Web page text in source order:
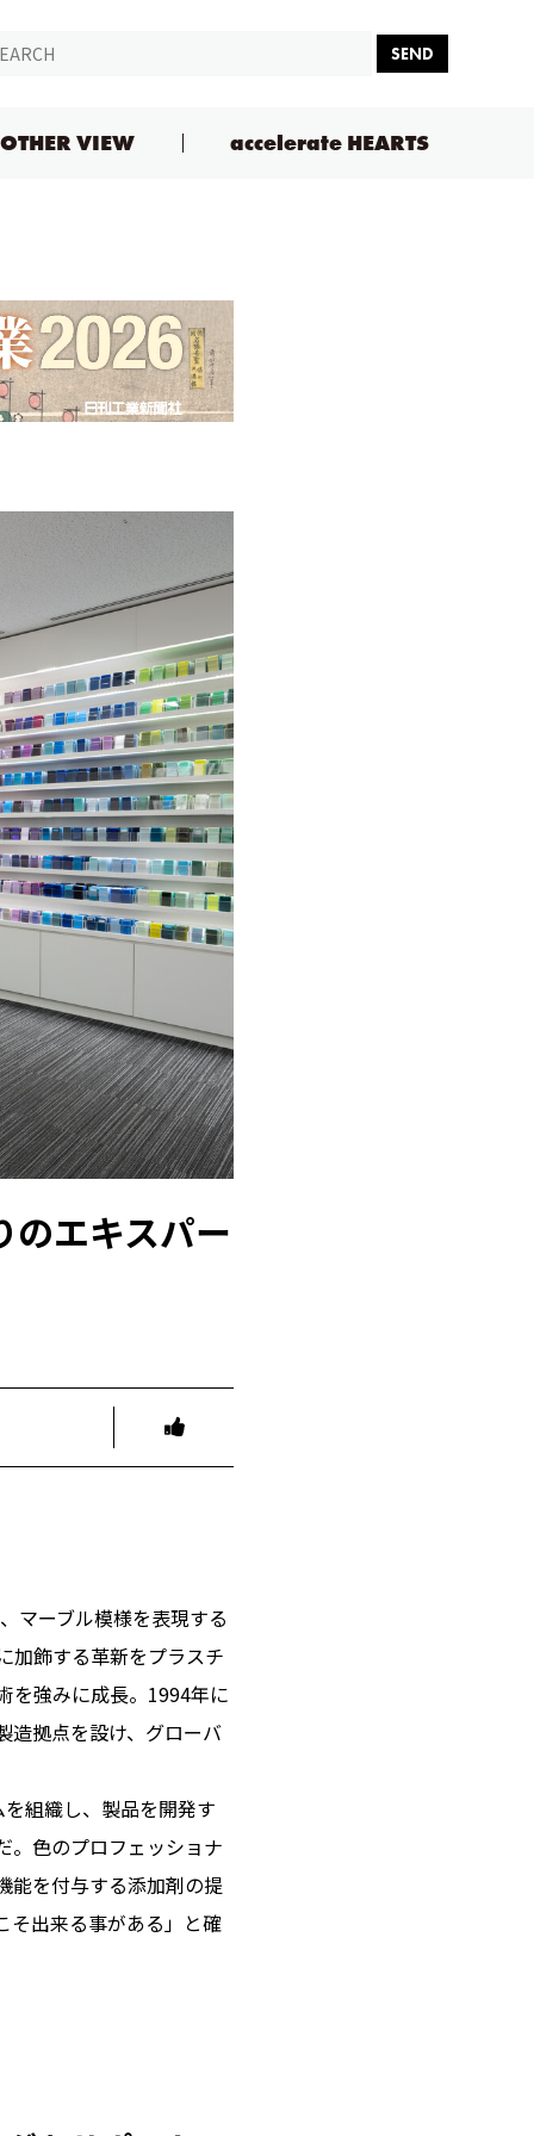
SEND
VIEW accelerate HEARTS
のエキスパー
マーブル模様を表現する
加飾する革新をプラスチ
を強みに成長。1994年に
造拠点を設け、グローバ
組織し、製品を開発す
。色のプロフェッショナ
能を付与する添加剤の提
そ出来る事がある」と確